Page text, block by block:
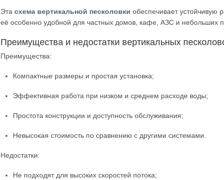
Этасхема вертикальной песколовки обеспечивает устойчивую
её особенно удобной для частных домов, кафе, АЗС и небольших
Преимущества и недостатки вертикальных
Преимущества:
Компактные размеры и простая установка;
Эффективная работа при низком и среднем расходе воды;
Простота конструкции и доступность обслуживания;
Невысокая стоимость по сравнению с другими системами.
Недостатки:
Не подходят для высоких скоростей потока;